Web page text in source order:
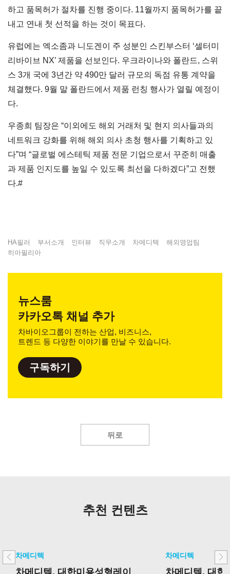
하고 품목허가 절차를 진행 중이다. 11월까지 품목허가를 끝
내고 연내 첫 선적을 하는 것이 목표다.
유럽에는 엑소좀과 니도겐이 주 성분인 스킨부스터 ‘셀터미
리바이브 NX’ 제품을 선보인다. 우크라이나와 폴란드, 스위
스 3개 국에 3년간 약 490만 달러 규모의 독점 유통 계약을
체결했다. 9월 말 폴란드에서 제품 런칭 행사가 열릴 예정이
다.
우종희 팀장은 “이외에도 해외 거래처 및 현지 의사들과의
네트워크 강화를 위해 해외 의사 초청 행사를 기획하고 있
다”며 “글로벌 에스테틱 제품 전문 기업으로서 꾸준히 매출
과 제품 인지도를 높일 수 있도록 최선을 다하겠다”고 전했
다.#
HA필러 부서소개 인터뷰 직무소개 차메디텍
해외영업팀
히아필리아
뉴스룸
카카오톡 채널 추가
차바이오그룹이 전하는 산업, 비즈니스,
트렌드 등 다양한 이야기를 만날 수 있습니다.
구독하기
뒤로
추천 컨텐츠
차메디텍
차메디텍, 대한미용성형레이
차메디텍
차메디텍, 대한